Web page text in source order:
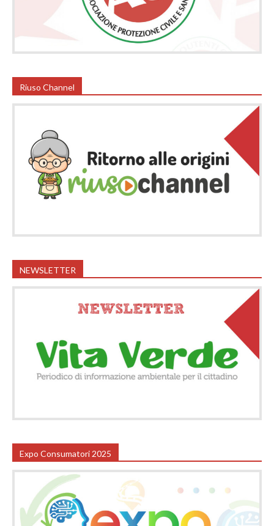
Riuso Channel
NEWSLETTER
Expo Consumatori 2025